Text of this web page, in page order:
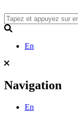
to
content
En
Navigation
En